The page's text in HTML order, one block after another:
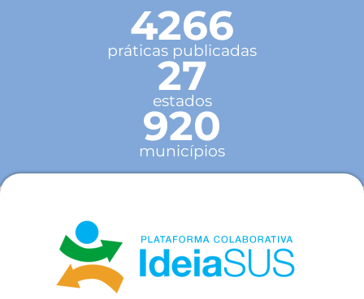
4266
práticas publicadas
27
estados
920
municípios